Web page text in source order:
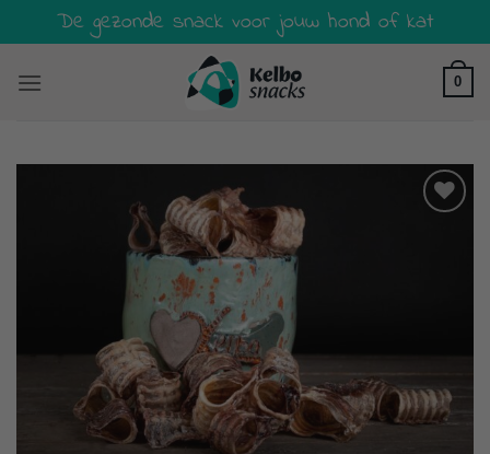
naar
De gezonde snack voor jouw hond of kat
0